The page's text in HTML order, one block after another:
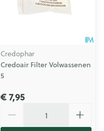
Credophar
Credoair Filter Volwassenen
5
€ 7,95